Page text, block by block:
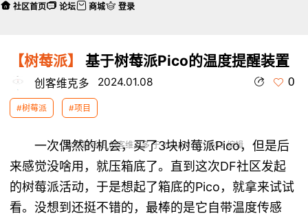
【树莓派】 基于树莓派Pico的温度提醒装置
创客维克多 2024.01.08 0
#树莓派 #项目
本帖最后由 创客维克多 于 2024-1-9 10:33 编辑
一次偶然的机会，买了3块树莓派Pico，但是后
来感觉没啥用，就压箱底了。直到这次DF社区发起
的树莓派活动，于是想起了箱底的Pico，就拿来试试
看。没想到还挺不错的，最棒的是它自带温度传感
社区首页 论坛 商城 登录